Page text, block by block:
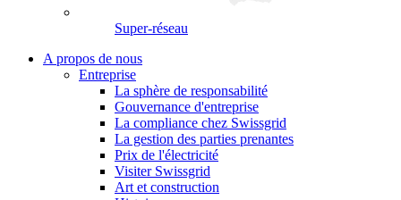
Super-réseau
A propos de nous
Entreprise
La sphère de responsabilité
Gouvernance d'entreprise
La compliance chez Swissgrid
La gestion des parties prenantes
Prix de l'électricité
Visiter Swissgrid
Art et construction